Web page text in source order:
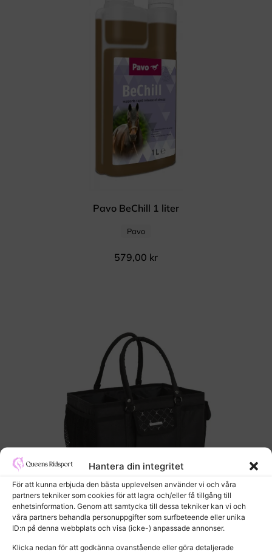
Hantera din integritet
För att kunna erbjuda den bästa upplevelsen använder vi och våra
partners tekniker som cookies för att lagra och/eller få tillgång till
enhetsinformation. Genom att samtycka till dessa tekniker kan vi och
våra partners behandla personuppgifter som surfbeteende eller unika
ID:n på denna webbplats och visa (icke-) anpassade annonser.
Klicka nedan för att godkänna ovanstående eller göra detaljerade
Pavo BeChill 1 liter
Pavo
579,00 kr
RYKTVÄSKA LAMI-CELL VENUS